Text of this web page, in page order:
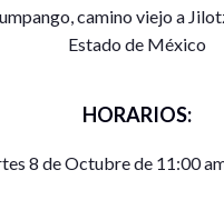
camino viejo a
Estado de México
HORARIOS:
8 de Octubre de 11:00